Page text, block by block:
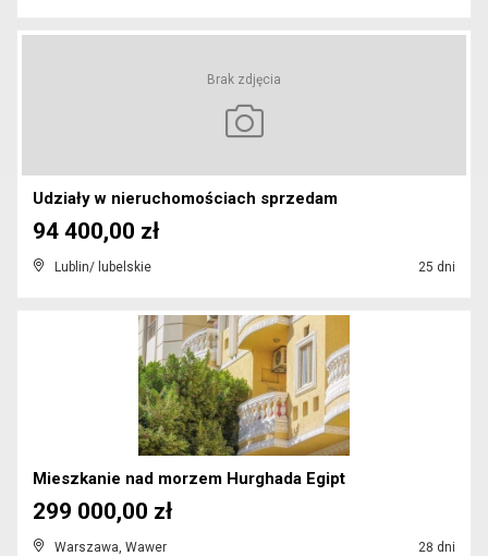
Brak zdjęcia
Udziały w nieruchomościach sprzedam
Lublin/ lubelskie 25 dni
94 400,00 zł
Mieszkanie nad morzem Hurghada Egipt
Warszawa, Wawer 28 dni
299 000,00 zł